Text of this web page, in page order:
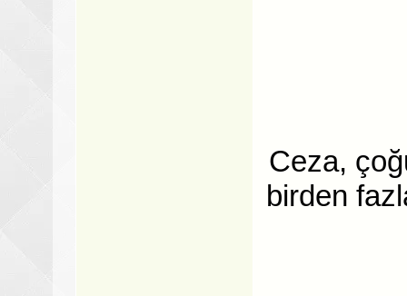
Ceza,
birden